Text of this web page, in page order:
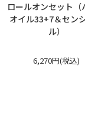
ロールオンセット（
オイル33+7＆セン
ル）
6,270円(税込)